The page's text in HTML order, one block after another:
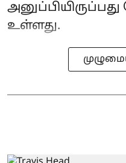
உள்ளது.